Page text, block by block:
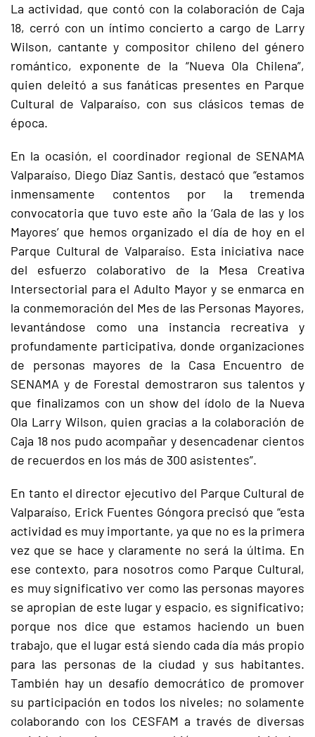
La actividad, que contó con la colaboración de Caja
18, cerró con un íntimo concierto a cargo de Larry
Wilson, cantante y compositor chileno del género
romántico, exponente de la “Nueva Ola Chilena”,
quien deleitó a sus fanáticas presentes en Parque
Cultural de Valparaíso, con sus clásicos temas de
época.
En la ocasión, el coordinador regional de SENAMA
Valparaíso, Diego Díaz Santis, destacó que “estamos
inmensamente contentos por la tremenda
convocatoria que tuvo este año la ‘Gala de las y los
Mayores’ que hemos organizado el día de hoy en el
Parque Cultural de Valparaíso. Esta iniciativa nace
del esfuerzo colaborativo de la Mesa Creativa
Intersectorial para el Adulto Mayor y se enmarca en
la conmemoración del Mes de las Personas Mayores,
levantándose como una instancia recreativa y
profundamente participativa, donde organizaciones
de personas mayores de la Casa Encuentro de
SENAMA y de Forestal demostraron sus talentos y
que finalizamos con un show del ídolo de la Nueva
Ola Larry Wilson, quien gracias a la colaboración de
Caja 18 nos pudo acompañar y desencadenar cientos
de recuerdos en los más de 300 asistentes”.
En tanto el director ejecutivo del Parque Cultural de
Valparaíso, Erick Fuentes Góngora precisó que “esta
actividad es muy importante, ya que no es la primera
vez que se hace y claramente no será la última. En
ese contexto, para nosotros como Parque Cultural,
es muy significativo ver como las personas mayores
se apropian de este lugar y espacio, es significativo;
porque nos dice que estamos haciendo un buen
trabajo, que el lugar está siendo cada día más propio
para las personas de la ciudad y sus habitantes.
También hay un desafío democrático de promover
su participación en todos los niveles; no solamente
colaborando con los CESFAM a través de diversas